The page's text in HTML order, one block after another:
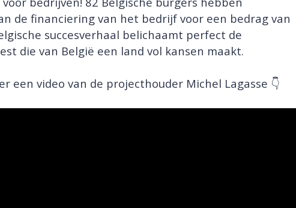
de financiering van het bedrijf voor een bedrag van
succesverhaal belichaamt perfect de
die van België een land vol kansen maakt.
een video van de projecthouder Michel Lagasse 👇